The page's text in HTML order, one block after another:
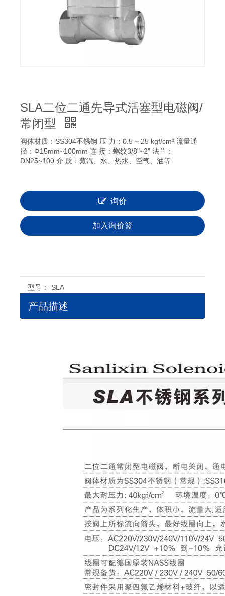
SLA二位二通先导式活塞型电磁阀/
常闭型
阀体材质：SS304不锈钢 压 力：0.5 ~ 25 kgf/cm² 流量通
径：Ф15mm~100mm 连 接：螺纹3/8"~2" 法兰：
DN25~100 介 质：蒸汽、水、热水、空气、油等
询价
加入询价篮
型号： SLA
产品描述